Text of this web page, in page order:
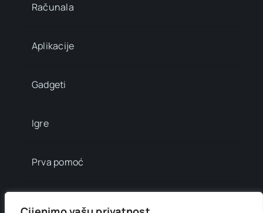
Računala
Aplikacije
Gadgeti
Igre
Prva pomoć